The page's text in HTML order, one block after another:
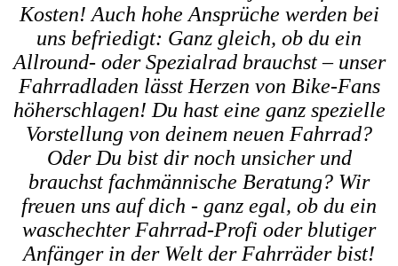
Kosten! Auch hohe Ansprüche werden bei
uns befriedigt: Ganz gleich, ob du ein
Allround- oder Spezialrad brauchst – unser
Fahrradladen lässt Herzen von Bike-Fans
höherschlagen! Du hast eine ganz spezielle
Vorstellung von deinem neuen Fahrrad?
Oder Du bist dir noch unsicher und
brauchst fachmännische Beratung? Wir
freuen uns auf dich - ganz egal, ob du ein
waschechter Fahrrad-Profi oder blutiger
Anfänger in der Welt der Fahrräder bist!